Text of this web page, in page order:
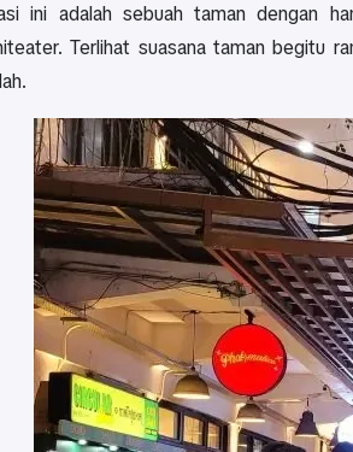
ini adalah sebuah taman dengan
Terlihat suasana taman begitu